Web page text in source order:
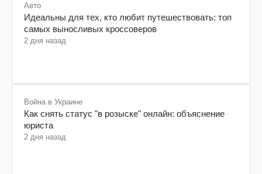
Авто
Идеальны для тех, кто любит путешествовать: топ
самых выносливых кроссоверов
2 дня назад
Война в Украине
Как снять статус "в розыске" онлайн: объяснение
юриста
2 дня назад